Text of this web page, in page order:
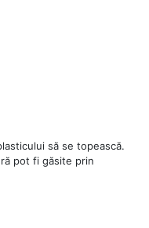
să se topească.
pot fi găsite prin